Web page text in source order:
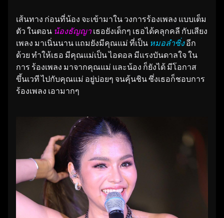
เส้นทาง ก่อนที่น้อง จะเข้ามาใน วงการร้องเพลง แบบเต็ม
ตัว ในตอน น้องธัญญา เธอยังเด็กๆ เธอได้คลุกคลี กับเสียง
เพลง มาเนิ่นนาน แถมยังมีคุณแม่ ที่เป็น หมอลำซิ่งอีก
ด้วย ทำให้เธอ มีคุณแม่เป็น ไอดอล มีแรงบันดาลใจ ใน
การ ร้องเพลง มาจากคุณแม่ และน้อง ก็ยังได้ มีโอกาส
ขึ้นเวที ไปกับคุณแม่ อยู่บ่อยๆ จนคุ้นชิน ซึ่งเธอก็ชอบการ
ร้องเพลง เอามากๆ